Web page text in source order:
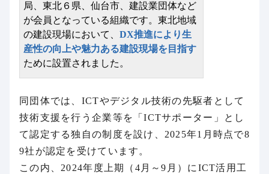
局、東北６県、仙台市、建設業団体など
が会員となっている組織です。東北地域
の建設現場において、 DX推進により生
産性の向上や魅力ある建設現場を目指す
ために設置されました。
同団体では、ICTやデジタル技術の先駆者として
技術支援を行う企業等を「ICTサポーター」とし
て認定する独自の制度を設け、2025年1月時点で8
9社が認定を受けています。
この内、2024年度上期（4月～9月）にICT活用工